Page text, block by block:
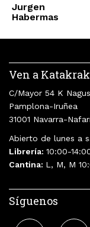
Jurgen
Habermas
Ven a Katakrak
C/Mayor 54 K
Pamplona-Iruñea
31001 Navarra-
Abierto de lunes a
Librería: 10:00-
Cantina: L, M, M
Síguenos